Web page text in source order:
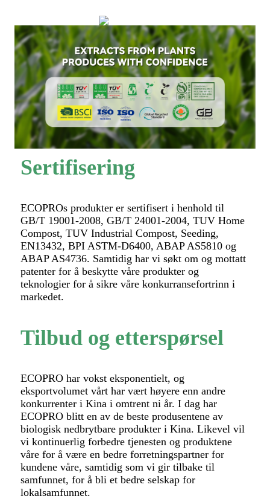
Sertifisering
ECOPROs produkter er sertifisert i henhold til
GB/T 19001-2008, GB/T 24001-2004, TUV Home
Compost, TUV Industrial Compost, Seeding,
EN13432, BPI ASTM-D6400, ABAP AS5810 og
ABAP AS4736. Samtidig har vi søkt om og mottatt
patenter for å beskytte våre produkter og
teknologier for å sikre våre konkurransefortrinn i
markedet.
Tilbud og etterspørsel
ECOPRO har vokst eksponentielt, og
eksportvolumet vårt har vært høyere enn andre
konkurrenter i Kina i omtrent ni år. I dag har
ECOPRO blitt en av de beste produsentene av
biologisk nedbrytbare produkter i Kina. Likevel vil
vi kontinuerlig forbedre tjenesten og produktene
våre for å være en bedre forretningspartner for
kundene våre, samtidig som vi gir tilbake til
samfunnet, for å bli et bedre selskap for
lokalsamfunnet.